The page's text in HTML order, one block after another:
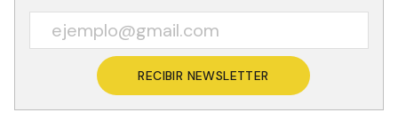
RECIBIR NEWSLETTER